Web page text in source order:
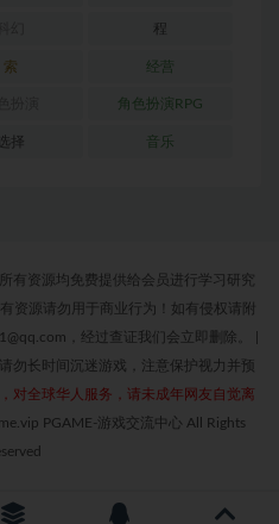
程
索 经营
角色扮演RPG
选择 音乐
有资源均免费提供给会员进行学习研究
资源请勿用于商业行为！如有侵权请附
，经过查证我们会立即删除。
勿长时间沉迷游戏，注意保护视力并预
对全球华人服务，请未成年网友自觉离
PGAME-游戏交流中心 All Rights